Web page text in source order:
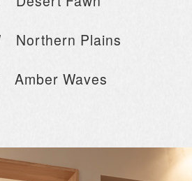
Northern Plains
Amber Waves